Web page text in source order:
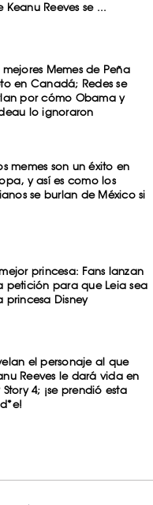
Keanu Reeves se ...
mejores Memes de Peña
en Canadá; Redes se
por cómo Obama y
lo ignoraron
memes son un éxito en
y así es como los
se burlan de México si
princesa: Fans lanzan
petición para que Leia sea
princesa Disney
el personaje al que
Reeves le dará vida en
Story 4; ¡se prendió esta